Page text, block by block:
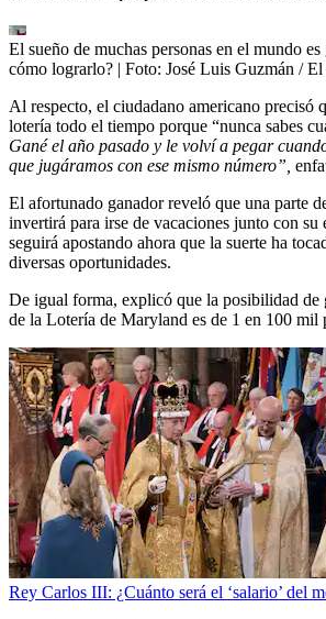
El sueño de muchas personas en el mundo
cómo lograrlo? | Foto: José Luis Guzmán / El
Al respecto, el ciudadano americano precisó
lotería todo el tiempo porque “nunca sabes
Gané el año pasado y le volví a pegar
que jugáramos con ese mismo número”,
El afortunado ganador reveló que una parte
invertirá para irse de vacaciones junto con su
seguirá apostando ahora que la suerte ha
diversas oportunidades.
De igual forma, explicó que la posibilidad de
de la Lotería de Maryland es de 1 en 100 mil
Rey Carlos III: ¿Cuánto será el ‘salario’ del